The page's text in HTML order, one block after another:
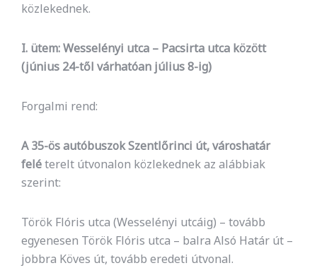
közlekednek.
I. ütem: Wesselényi utca – Pacsirta utca között
(június 24-től várhatóan július 8-ig)
Forgalmi rend:
A 35-ös autóbuszok Szentlőrinci út, városhatár
feléterelt útvonalon közlekednek az alábbiak
szerint:
Török Flóris utca (Wesselényi utcáig) – tovább
egyenesen Török Flóris utca – balra Alsó Határ út –
jobbra Köves út, tovább eredeti útvonal.